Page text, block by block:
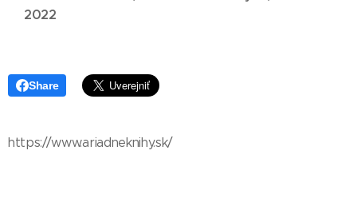
2022
Share
https://www.ariadneknihy.sk/